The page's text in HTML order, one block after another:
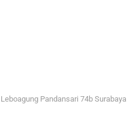
Pandansari 74b Surabaya